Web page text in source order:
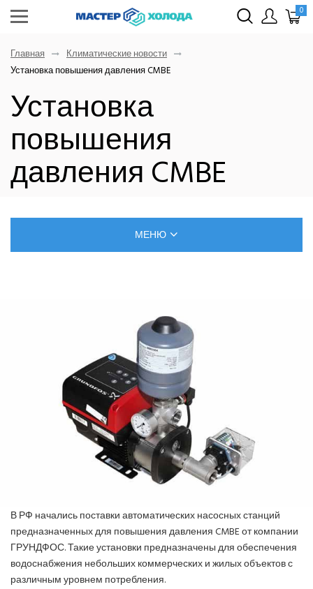
0
Главная
Климатические новости
Установка повышения давления CMBE
Установка
повышения
давления CMBE
МЕНЮ
ПОЗНАВАТЕЛЬНЫЕ СТАТЬИ
ИНВЕРТОРНЫЕ КОНДИЦИОНЕРЫ
СПРАВОЧНЫЕ МАТЕРИАЛЫ
КОНДИЦИОНИРОВАНИЕ СЕРВЕРНОЙ
ИСТОРИЯ БРЕНДОВ
В РФ начались поставки автоматических насосных станций
предназначенных для повышения давления CMBE от компании
ГРУНДФОС. Такие установки предназначены для обеспечения
водоснабжения небольших коммерческих и жилых объектов с
различным уровнем потребления.